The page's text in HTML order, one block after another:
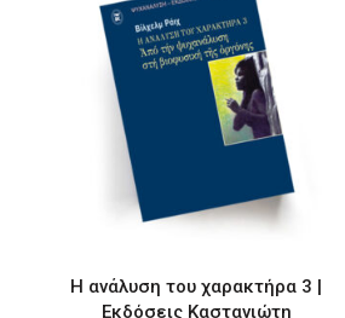
Η ανάλυση του χαρακτήρα 3 |
Εκδόσεις Καστανιώτη